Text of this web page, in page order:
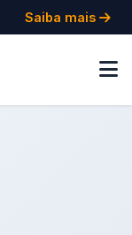
Saiba mais